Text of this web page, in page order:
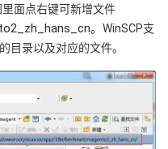
里面点右键可新增文件
。 WinSCP支
目录以及对应的文件。